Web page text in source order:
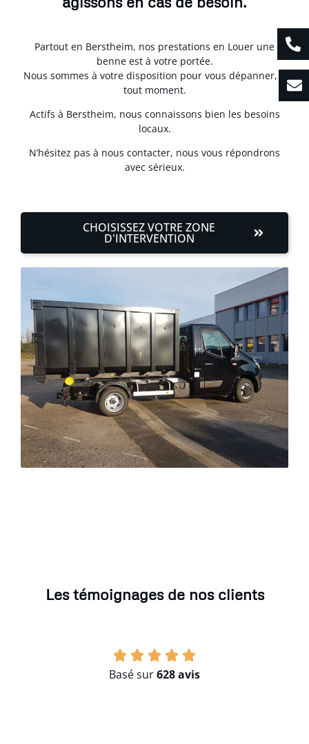
Partout en Berstheim, nos prestations en Louer une
benne est à votre portée.
Nous sommes à votre disposition pour vous dépanner, à
tout moment.
Actifs à Berstheim, nous connaissons bien les besoins
locaux.
N’hésitez pas à nous contacter, nous vous répondrons
avec sérieux.
CHOISISSEZ VOTRE ZONE
D'INTERVENTION
Les témoignages de nos clients
Basé sur628 avis